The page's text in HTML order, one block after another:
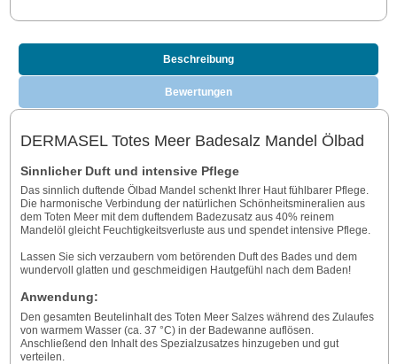
Beschreibung
Bewertungen
DERMASEL Totes Meer Badesalz Mandel Ölbad
Sinnlicher Duft und intensive Pflege
Das sinnlich duftende Ölbad Mandel schenkt Ihrer Haut fühlbarer Pflege.
Die harmonische Verbindung der natürlichen Schönheitsmineralien aus
dem Toten Meer mit dem duftendem Badezusatz aus 40% reinem
Mandelöl gleicht Feuchtigkeitsverluste aus und spendet intensive Pflege.
Lassen Sie sich verzaubern vom betörenden Duft des Bades und dem
wundervoll glatten und geschmeidigen Hautgefühl nach dem Baden!
Anwendung:
Den gesamten Beutelinhalt des Toten Meer Salzes während des Zulaufes
von warmem Wasser (ca. 37 °C) in der Badewanne auflösen.
Anschließend den Inhalt des Spezialzusatzes hinzugeben und gut
verteilen.